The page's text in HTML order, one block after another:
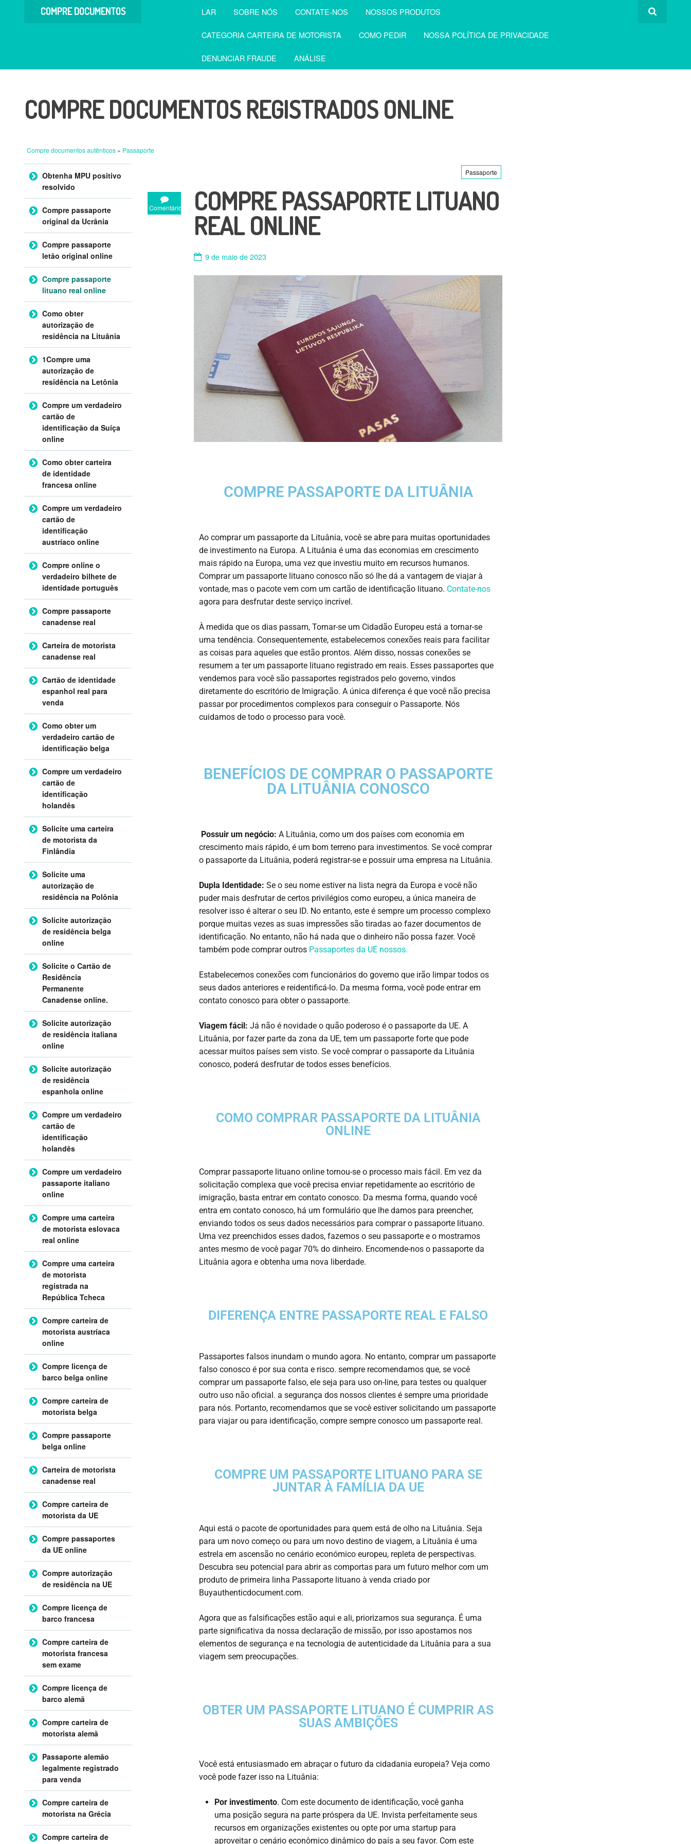
COMPRE DOCUMENTOS LAR SOBRE NÓS CONTATE-NOS NOSSOS PRODUTOS
CATEGORIA CARTEIRA DE MOTORISTA COMO PEDIR NOSSA POLÍTICA DE PRIVACIDADE
DENUNCIAR FRAUDE ANÁLISE
COMPRE DOCUMENTOS REGISTRADOS ONLINE
Compre documentos autênticos » Passaporte
Comentário
Passaporte
COMPRE PASSAPORTE LITUANO
REAL ONLINE
9 de maio de 2023
COMPRE PASSAPORTE DA LITUÂNIA
Ao comprar um passaporte da Lituânia, você se abre para muitas oportunidades
de investimento na Europa. A Lituânia é uma das economias em crescimento
mais rápido na Europa, uma vez que investiu muito em recursos humanos.
Comprar um passaporte lituano conosco não só lhe dá a vantagem de viajar à
vontade, mas o pacote vem com um cartão de identificação lituano. Contate-nos
agora para desfrutar deste serviço incrível.
À medida que os dias passam, Tornar-se um Cidadão Europeu está a tornar-se
uma tendência. Consequentemente, estabelecemos conexões reais para facilitar
as coisas para aqueles que estão prontos. Além disso, nossas conexões se
resumem a ter um passaporte lituano registrado em reais. Esses passaportes que
vendemos para você são passaportes registrados pelo governo, vindos
diretamente do escritório de Imigração. A única diferença é que você não precisa
passar por procedimentos complexos para conseguir o Passaporte. Nós
cuidamos de todo o processo para você.
BENEFÍCIOS DE COMPRAR O PASSAPORTE
DA LITUÂNIA CONOSCO
Possuir um negócio: A Lituânia, como um dos países com economia em
crescimento mais rápido, é um bom terreno para investimentos. Se você comprar
o passaporte da Lituânia, poderá registrar-se e possuir uma empresa na Lituânia.
Dupla Identidade: Se o seu nome estiver na lista negra da Europa e você não
puder mais desfrutar de certos privilégios como europeu, a única maneira de
resolver isso é alterar o seu ID. No entanto, este é sempre um processo complexo
porque muitas vezes as suas impressões são tiradas ao fazer documentos de
identificação. No entanto, não há nada que o dinheiro não possa fazer. Você
também pode comprar outros Passaportes da UE nossos.
Estabelecemos conexões com funcionários do governo que irão limpar todos os
seus dados anteriores e reidentificá-lo. Da mesma forma, você pode entrar em
contato conosco para obter o passaporte.
Viagem fácil: Já não é novidade o quão poderoso é o passaporte da UE. A
Lituânia, por fazer parte da zona da UE, tem um passaporte forte que pode
acessar muitos países sem visto. Se você comprar o passaporte da Lituânia
conosco, poderá desfrutar de todos esses benefícios.
COMO COMPRAR PASSAPORTE DA LITUÂNIA
ONLINE
Comprar passaporte lituano online tornou-se o processo mais fácil. Em vez da
solicitação complexa que você precisa enviar repetidamente ao escritório de
imigração, basta entrar em contato conosco. Da mesma forma, quando você
entra em contato conosco, há um formulário que lhe damos para preencher,
enviando todos os seus dados necessários para comprar o passaporte lituano.
Uma vez preenchidos esses dados, fazemos o seu passaporte e o mostramos
antes mesmo de você pagar 70% do dinheiro. Encomende-nos o passaporte da
Lituânia agora e obtenha uma nova liberdade.
DIFERENÇA ENTRE PASSAPORTE REAL E FALSO
Passaportes falsos inundam o mundo agora. No entanto, comprar um passaporte
falso conosco é por sua conta e risco. sempre recomendamos que, se você
comprar um passaporte falso, ele seja para uso on-line, para testes ou qualquer
outro uso não oficial. a segurança dos nossos clientes é sempre uma prioridade
para nós. Portanto, recomendamos que se você estiver solicitando um passaporte
para viajar ou para identificação, compre sempre conosco um passaporte real.
COMPRE UM PASSAPORTE LITUANO PARA SE
JUNTAR À FAMÍLIA DA UE
Aqui está o pacote de oportunidades para quem está de olho na Lituânia. Seja
para um novo começo ou para um novo destino de viagem, a Lituânia é uma
estrela em ascensão no cenário económico europeu, repleta de perspectivas.
Descubra seu potencial para abrir as comportas para um futuro melhor com um
produto de primeira linha Passaporte lituano à venda criado por
Buyauthenticdocument.com.
Agora que as falsificações estão aqui e ali, priorizamos sua segurança. É uma
parte significativa da nossa declaração de missão, por isso apostamos nos
elementos de segurança e na tecnologia de autenticidade da Lituânia para a sua
viagem sem preocupações.
OBTER UM PASSAPORTE LITUANO É CUMPRIR AS
SUAS AMBIÇÕES
Você está entusiasmado em abraçar o futuro da cidadania europeia? Veja como
você pode fazer isso na Lituânia:
Por investimento. Com este documento de identificação, você ganha
uma posição segura na parte próspera da UE. Invista perfeitamente seus
recursos em organizações existentes ou opte por uma startup para
aproveitar o cenário econômico dinâmico do país a seu favor. Com este
Ir para o conteúdo
Obtenha MPU positivo
resolvido
Compre passaporte
original da Ucrânia
Compre passaporte
letão original online
Compre passaporte
lituano real online
Como obter
autorização de
residência na Lituânia
1Compre uma
autorização de
residência na Letônia
Compre um verdadeiro
cartão de
identificação da Suíça
online
Como obter carteira
de identidade
francesa online
Compre um verdadeiro
cartão de
identificação
austríaco online
Compre online o
verdadeiro bilhete de
identidade português
Compre passaporte
canadense real
Carteira de motorista
canadense real
Cartão de identidade
espanhol real para
venda
Como obter um
verdadeiro cartão de
identificação belga
Compre um verdadeiro
cartão de
identificação
holandês
Solicite uma carteira
de motorista da
Finlândia
Solicite uma
autorização de
residência na Polônia
Solicite autorização
de residência belga
online
Solicite o Cartão de
Residência
Permanente
Canadense online.
Solicite autorização
de residência italiana
online
Solicite autorização
de residência
espanhola online
Compre um verdadeiro
cartão de
identificação
holandês
Compre um verdadeiro
passaporte italiano
online
Compre uma carteira
de motorista eslovaca
real online
Compre uma carteira
de motorista
registrada na
República Tcheca
Compre carteira de
motorista austríaca
online
Compre licença de
barco belga online
Compre carteira de
motorista belga
Compre passaporte
belga online
Carteira de motorista
canadense real
Compre carteira de
motorista da UE
Compre passaportes
da UE online
Compre autorização
de residência na UE
Compre licença de
barco francesa
Compre carteira de
motorista francesa
sem exame
Compre licença de
barco alemã
Compre carteira de
motorista alemã
Passaporte alemão
legalmente registrado
para venda
Compre carteira de
motorista na Grécia
Compre carteira de